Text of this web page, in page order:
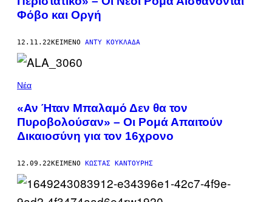
Φόβο και Οργή
12.11.22ΚΕΊΜΕΝΟ ΆΝΤΥ ΚΟΥΚΛΆΔΑ
Νέα
«Αν Ήταν Μπαλαμό Δεν θα τον
Πυροβολούσαν» – Οι Ρομά Απαιτούν
Δικαιοσύνη για τον 16χρονο
12.09.22ΚΕΊΜΕΝΟ ΚΏΣΤΑΣ ΚΑΝΤΟΎΡΗΣ